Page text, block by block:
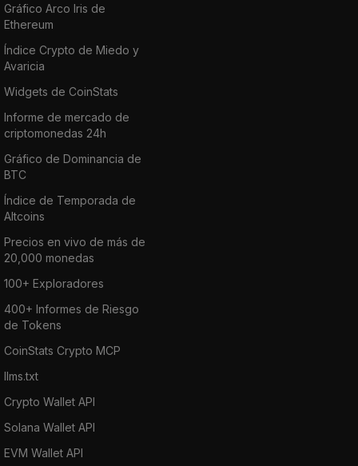
Gráfico Arco Iris de
Ethereum
Índice Crypto de Miedo y
Avaricia
Widgets de CoinStats
Informe de mercado de
criptomonedas 24h
Gráfico de Dominancia de
BTC
Índice de Temporada de
Altcoins
Precios en vivo de más de
20,000 monedas
100+ Exploradores
400+ Informes de Riesgo
de Tokens
CoinStats Crypto MCP
llms.txt
Crypto Wallet API
Solana Wallet API
EVM Wallet API